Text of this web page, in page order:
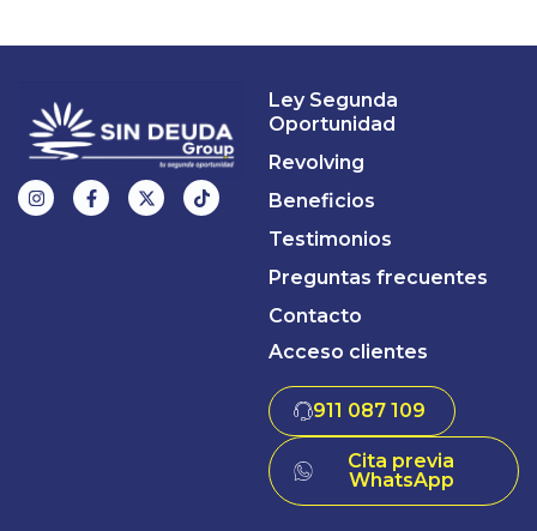
Ley Segunda
Oportunidad
Revolving
Beneficios
Testimonios
Preguntas frecuentes
Contacto
Acceso clientes
911 087 109
Cita previa
WhatsApp